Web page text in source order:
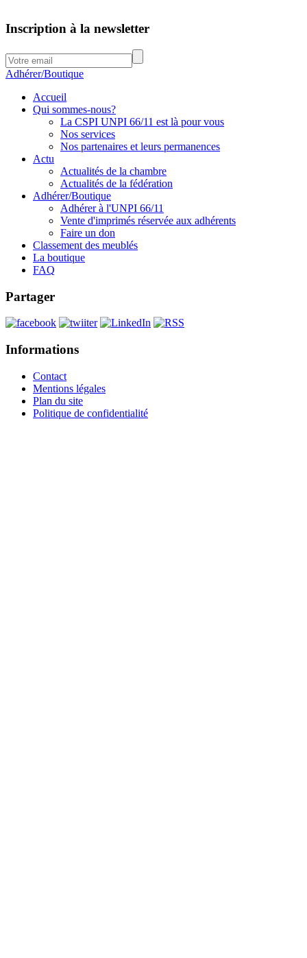
Inscription à la newsletter
Adhérer/Boutique
Accueil
Qui sommes-nous?
La CSPI UNPI 66/11 est là pour vous
Nos services
Nos partenaires et leurs permanences
Actu
Actualités de la chambre
Actualités de la fédération
Adhérer/Boutique
Adhérer à l'UNPI 66/11
Vente d'imprimés réservée aux adhérents
Faire un don
Classement des meublés
La boutique
FAQ
Partager
Informations
Contact
Mentions légales
Plan du site
Politique de confidentialité